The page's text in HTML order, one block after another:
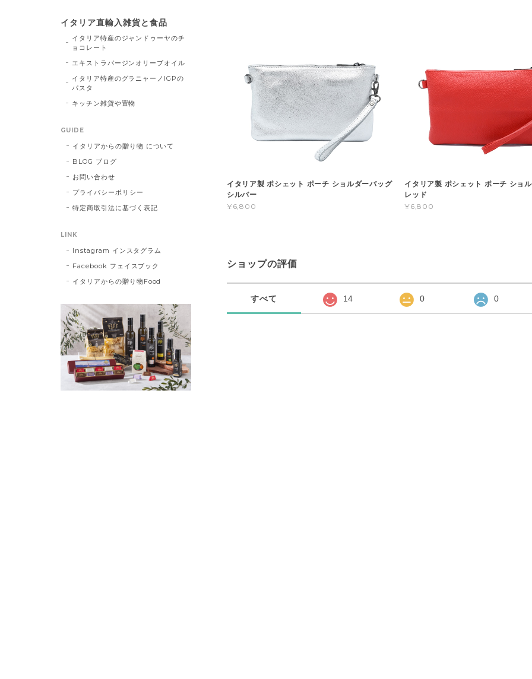
イタリア製 ポシェット ポーチ ショルダーバッグ
シルバー
¥6,800
イタリア製 ポシェット ポーチ ショ
レッド
¥6,800
ショップの評価
すべて 14 0 0
イタリア直輸入雑貨と食品
イタリア特産のジャンドゥーヤのチ
ョコレート
エキストラバージンオリーブオイル
イタリア特産のグラニャーノIGPの
パスタ
キッチン雑貨や置物
GUIDE
イタリアからの贈り物 について
BLOG ブログ
お問い合わせ
プライバシーポリシー
特定商取引法に基づく表記
LINK
Instagram インスタグラム
Facebook フェイスブック
イタリアからの贈り物Food